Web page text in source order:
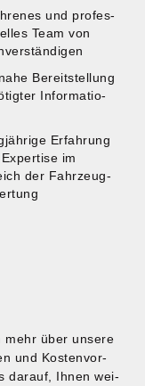
und pro­fes­
Team von
Bereit­stel­lung
Infor­ma­tio­
Erfah­rung
im
der Fahr­zeug­
mehr über unse­re
und Kos­ten­vor­
dar­auf, Ihnen wei­